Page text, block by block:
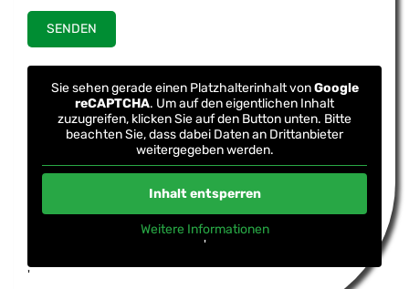
Sie sehen gerade einen Platzhalterinhalt vonGoogle
reCAPTCHA. Um auf den eigentlichen Inhalt
zuzugreifen, klicken Sie auf den Button unten. Bitte
beachten Sie, dass dabei Daten an Drittanbieter
weitergegeben werden.
Inhalt entsperren
Weitere Informationen
'
'